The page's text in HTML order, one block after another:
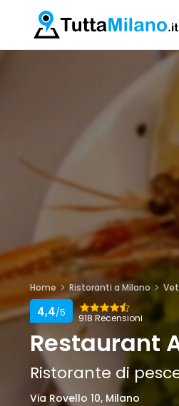
Home Ristoranti a Milano
918 Recensioni
4,4/5
Restaurant
Ristorante di
Via Rovello 10, Milano